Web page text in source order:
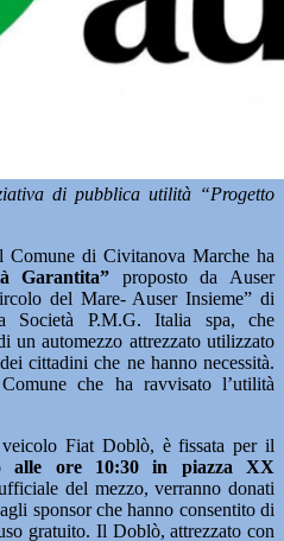
di pubblica utilità “Progetto
di Civitanova Marche ha
Garantita” proposto da Auser
del Mare- Auser Insieme” di
Società P.M.G. Italia spa, che
un automezzo attrezzato utilizzato
cittadini che ne hanno necessità.
che ha ravvisato l’utilità
Fiat Doblò, è fissata per il
alle ore 10:30 in piazza XX
del mezzo, verranno donati
sponsor che hanno consentito di
gratuito. Il Doblò, attrezzato con